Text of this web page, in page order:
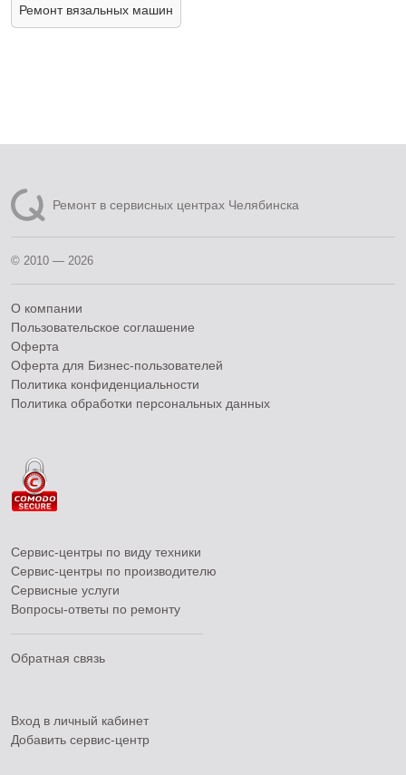
Ремонт вязальных машин
Ремонт в сервисных центрах Челябинска
© 2010 — 2026
О компании
Пользовательское соглашение
Оферта
Оферта для Бизнес-пользователей
Политика конфиденциальности
Политика обработки персональных данных
Сервис-центры по виду техники
Сервис-центры по производителю
Сервисные услуги
Вопросы-ответы по ремонту
Обратная связь
Вход в личный кабинет
Добавить сервис-центр